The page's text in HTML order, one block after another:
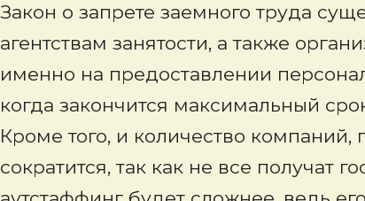
Закон о запрете заемного труда
агентствам занятости, а также
именно на предоставлении
когда закончится максимальный
Кроме того, и количество
сократится, так как не все получат